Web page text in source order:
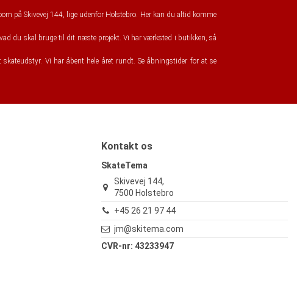
på Skivevej 144, lige udenfor Holstebro. Her kan du altid komme
du skal bruge til dit næste projekt. Vi har værksted i butikken, så
skateudstyr. Vi har åbent hele året rundt. Se åbningstider for at se
Kontakt os
SkateTema
Skivevej 144,
7500 Holstebro
+45 26 21 97 44
jm@skitema.com
CVR-nr: 43233947